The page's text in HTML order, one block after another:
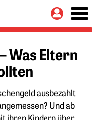
Was Eltern
ausbezahlt
Und ab
ihren Kindern über